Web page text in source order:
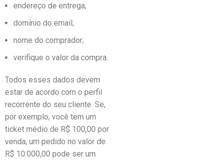
endereço de entrega;
domínio do email;
nome do comprador;
verifique o valor da compra.
Todos esses dados devem
estar de acordo com o perfil
recorrente do seu cliente. Se,
por exemplo, você tem um
ticket médio de R$ 100,00 por
venda, um pedido no valor de
R$ 10.000,00 pode ser um